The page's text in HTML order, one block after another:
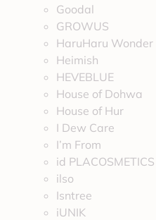
Goodal
GROWUS
HaruHaru Wonder
Heimish
HEVEBLUE
House of Dohwa
House of Hur
I Dew Care
I’m From
id PLACOSMETICS
ilso
Isntree
iUNIK